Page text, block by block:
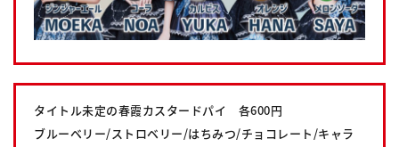
タイトル未定の春霞カスタードパイ 各600円
ブルーベリー/ストロベリー/はちみつ/チョコレート/キャラ